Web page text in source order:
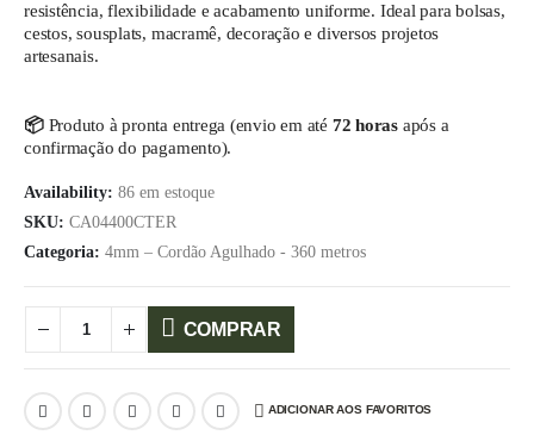
resistência, flexibilidade e acabamento uniforme. Ideal para bolsas,
cestos, sousplats, macramê, decoração e diversos projetos
artesanais.
📦 Produto à pronta entrega (envio em até 72 horas após a
confirmação do pagamento).
Availability: 86 em estoque
SKU: CA04400CTER
Categoria: 4mm – Cordão Agulhado - 360 metros
COMPRAR
ADICIONAR AOS FAVORITOS